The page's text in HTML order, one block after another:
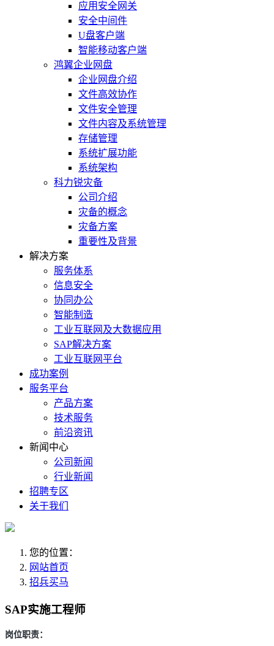
应用安全网关
安全中间件
U盘客户端
智能移动客户端
鸿翼企业网盘
企业网盘介绍
文件高效协作
文件安全管理
文件内容及系统管理
存储管理
系统扩展功能
系统架构
科力锐灾备
公司介绍
灾备的概念
灾备方案
重要性及背景
解决方案
服务体系
信息安全
协同办公
智能制造
工业互联网及大数据应用
SAP解决方案
工业互联网平台
成功案例
服务平台
产品方案
技术服务
前沿资讯
新闻中心
公司新闻
行业新闻
招聘专区
关于我们
您的位置：
网站首页
招兵买马
SAP实施工程师
岗位职责：